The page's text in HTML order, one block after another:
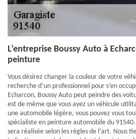
L’entreprise Boussy Auto à
peinture
Vous désirez changer la couleur de votre
recherche d’un professionnel pour s’en
Echarcon, Boussy Auto peut peindre des
est de même que vous ayez un véhicule
une automobile légère, vous pouvez vous
spécialiste en peinture automobile du
sera réalisée selon les règles de l’art. Nous